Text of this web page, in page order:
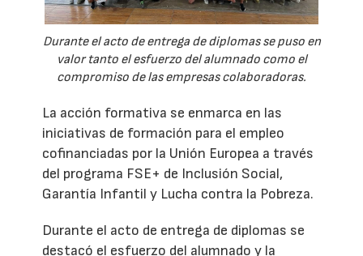
Durante el acto de entrega de diplomas se puso en
valor tanto el esfuerzo del alumnado como el
compromiso de las empresas colaboradoras.
La acción formativa se enmarca en las
iniciativas de formación para el empleo
cofinanciadas por la Unión Europea a través
del programa FSE+ de Inclusión Social,
Garantía Infantil y Lucha contra la Pobreza.
Durante el acto de entrega de diplomas se
destacó el esfuerzo del alumnado y la